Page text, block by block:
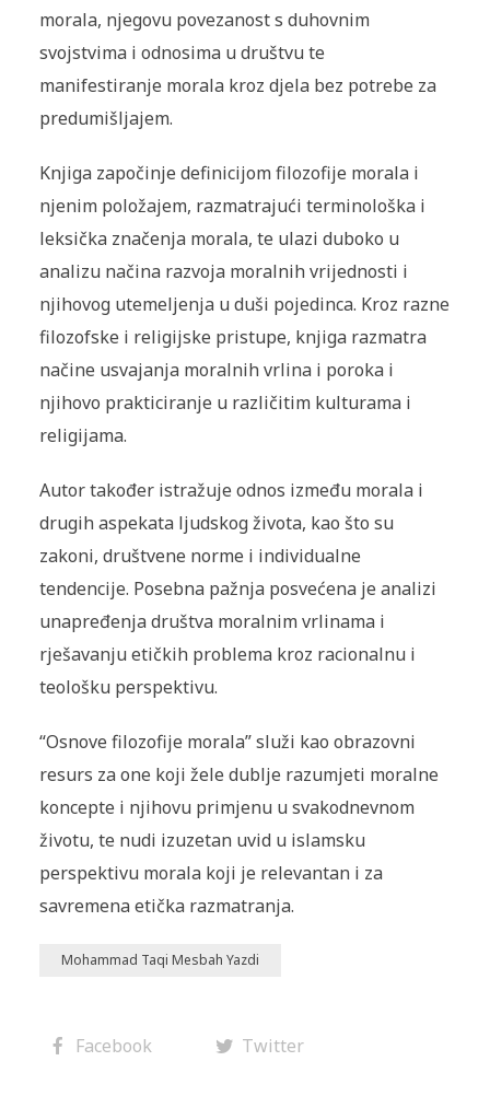
morala, njegovu povezanost s duhovnim
svojstvima i odnosima u društvu te
manifestiranje morala kroz djela bez potrebe za
predumišljajem.
Knjiga započinje definicijom filozofije morala i
njenim položajem, razmatrajući terminološka i
leksička značenja morala, te ulazi duboko u
analizu načina razvoja moralnih vrijednosti i
njihovog utemeljenja u duši pojedinca. Kroz razne
filozofske i religijske pristupe, knjiga razmatra
načine usvajanja moralnih vrlina i poroka i
njihovo prakticiranje u različitim kulturama i
religijama.
Autor također istražuje odnos između morala i
drugih aspekata ljudskog života, kao što su
zakoni, društvene norme i individualne
tendencije. Posebna pažnja posvećena je analizi
unapređenja društva moralnim vrlinama i
rješavanju etičkih problema kroz racionalnu i
teološku perspektivu.
“Osnove filozofije morala” služi kao obrazovni
resurs za one koji žele dublje razumjeti moralne
koncepte i njihovu primjenu u svakodnevnom
životu, te nudi izuzetan uvid u islamsku
perspektivu morala koji je relevantan i za
savremena etička razmatranja.
Mohammad Taqi Mesbah Yazdi
Facebook Twitter